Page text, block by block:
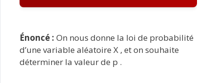
Énoncé : On nous donne la loi de probabilité
d’une variable aléatoire X , et on souhaite
déterminer la valeur de p .